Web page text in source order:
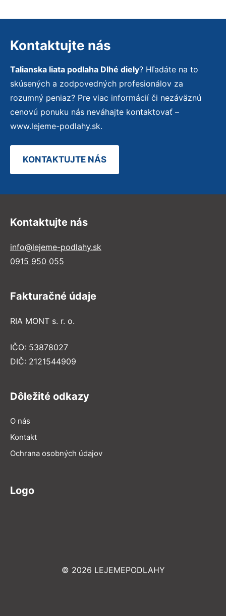
Kontaktujte nás
Talianska liata podlaha Dlhé diely? Hľadáte na to
skúsených a zodpovedných profesionálov za
rozumný peniaz? Pre viac informácií či nezáväznú
cenovú ponuku nás neváhajte kontaktovať –
www.lejeme-podlahy.sk.
KONTAKTUJTE NÁS
Kontaktujte nás
info@lejeme-podlahy.sk
0915 950 055
Fakturačné údaje
RIA MONT s. r. o.
IČO: 53878027
DIČ: 2121544909
Dôležité odkazy
O nás
Kontakt
Ochrana osobných údajov
Logo
© 2026 LEJEMEPODLAHY